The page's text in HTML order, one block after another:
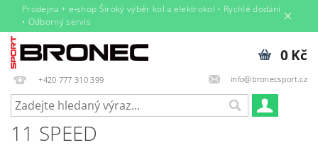
Prodejna + e‑shop Široký výběr kol a elektrokol • Rychlé dodání
• Odborný servis
+420 777 310 399 info@bronecsport.cz
0 Kč
11 SPEED